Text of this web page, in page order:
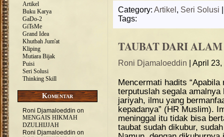
Artikel
Buku Karya
GaDo-2
GiTsMe
Grand Idea
Khutbah Jum'at
Kliping
Mutiara Bijak
Puisi
Seri Solusi
Thinking Skill
Komentar
Roni Djamaloeddin on
MENGAIS HIKMAH
DZULHIJJAH
Roni Djamaloeddin on
Category: Artikel , Seri Solusi
Tags:
TAUBAT DARI
Roni Djamaloeddin | April
Mencermati hadits
terputuslah segala
jariyah, ilmu yang
kepadanya” (HR Muslim).
meninggal itu tidak bisa
taubat sudah dikubur,